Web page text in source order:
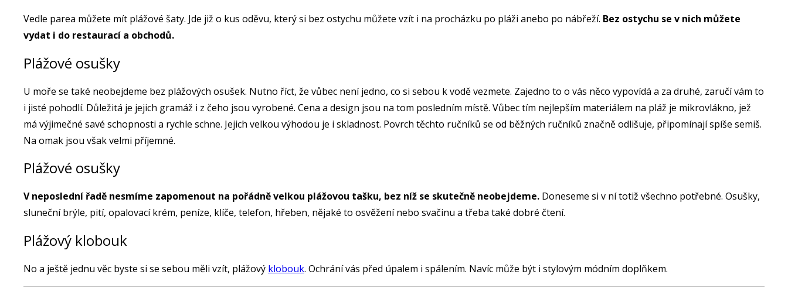
Vedle parea můžete mít plážové šaty. Jde již o kus oděvu, který si bez ostychu můžete vzít i na procházku po pláži anebo po nábřeží. Bez ostychu se v nich můžete
vydat i do restaurací a obchodů.
Plážové osušky
U moře se také neobejdeme bez plážových osušek. Nutno říct, že vůbec není jedno, co si sebou k vodě vezmete. Zajedno to o vás něco vypovídá a za druhé, zaručí vám to
i jisté pohodlí. Důležitá je jejich gramáž i z čeho jsou vyrobené. Cena a design jsou na tom posledním místě. Vůbec tím nejlepším materiálem na pláž je mikrovlákno, jež
má výjimečné savé schopnosti a rychle schne. Jejich velkou výhodou je i skladnost. Povrch těchto ručníků se od běžných ručníků značně odlišuje, připomínají spíše semiš.
Na omak jsou však velmi příjemné.
Plážové osušky
V neposlední řadě nesmíme zapomenout na pořádně velkou plážovou tašku, bez níž se skutečně neobejdeme. Doneseme si v ní totiž všechno potřebné. Osušky,
sluneční brýle, pití, opalovací krém, peníze, klíče, telefon, hřeben, nějaké to osvěžení nebo svačinu a třeba také dobré čtení.
Plážový klobouk
No a ještě jednu věc byste si se sebou měli vzít, plážový klobouk. Ochrání vás před úpalem i spálením. Navíc může být i stylovým módním doplňkem.